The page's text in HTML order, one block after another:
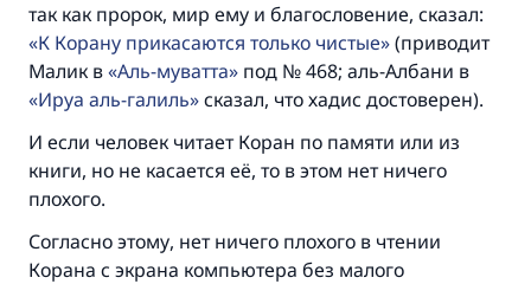
так как пророк, мир ему и благословение, сказал:
К Корану прикасаются только чистые (приводит
Малик в Аль-муватта
под № 468; аль-Албани в
Ируа аль-галиль сказал, что хадис достоверен).
И если человек читает Коран по памяти или из
книги, но не касается её, то в этом нет ничего
плохого.
Согласно этому, нет ничего плохого в чтении
Корана с экрана компьютера без малого
(МУСЛИМ, № 1893).
Участвуйте сейчас!